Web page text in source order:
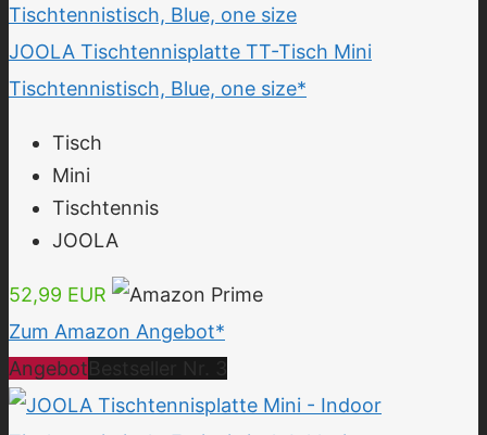
JOOLA Tischtennisplatte TT-Tisch Mini
Tischtennistisch, Blue, one size*
Tisch
Mini
Tischtennis
JOOLA
52,99 EUR
Zum Amazon Angebot*
Angebot